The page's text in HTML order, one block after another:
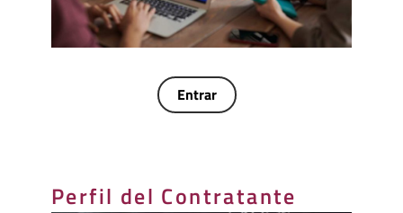
Entrar
Perfil del Contratante